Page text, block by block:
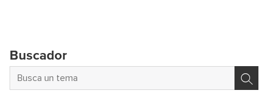
Buscador